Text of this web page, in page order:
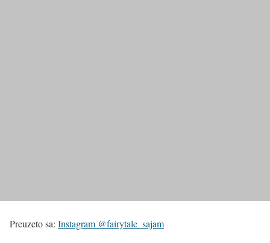
Preuzeto sa: Instagram @fairytale_sajam